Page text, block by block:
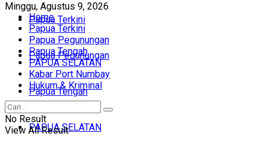
Minggu, Agustus 9, 2026
Papua Terkini
Papua Pegunungan
Papua Tengah
PAPUA SELATAN
Home
Papua Terkini
Papua Pegunungan
Papua Tengah
PAPUA SELATAN
Kabar Port Numbay
Hukum & Kriminal
No Result
View All Result